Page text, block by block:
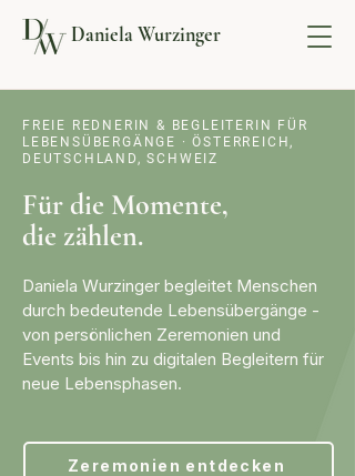
Daniela Wurzinger
FREIE REDNERIN & BEGLEITERIN FÜR
LEBENSÜBERGÄNGE · ÖSTERREICH,
DEUTSCHLAND, SCHWEIZ
Für die Momente,
die zählen.
Daniela Wurzinger begleitet Menschen
durch bedeutende Lebensübergänge -
von persönlichen Zeremonien und
Events bis hin zu digitalen Begleitern für
neue Lebensphasen.
Zeremonien entdecken